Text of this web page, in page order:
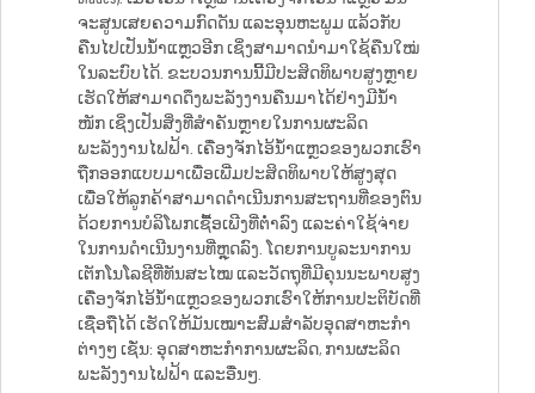
ຈະສູນເສຍຄວາມກົດດັນ ແລະອຸນຫະພູມ ແລ້ວກັບ
ຄືນໄປເປັນນ້ຳແຫຼວອີກ ເຊິ່ງສາມາດນຳມາໃຊ້ຄືນໃໝ່
ໃນລະບົບໄດ້. ຂະບວນການນີ້ມີປະສິດທິພາບສູງຫຼາຍ
ເຮັດໃຫ້ສາມາດດຶງພະລັງງານຄືນມາໄດ້ຢ່າງມີນ້ຳ
ໜັກ ເຊິ່ງເປັນສິ່ງທີ່ສຳຄັນຫຼາຍໃນການຜະລິດ
ພະລັງງານໄຟຟ້າ. ເຄື່ອງຈັກໄອ້ນ້ຳແຫຼວຂອງພວກເຮົາ
ຖືກອອກແບບມາເພື່ອເພີ່ມປະສິດທິພາບໃຫ້ສູງສຸດ
ເພື່ອໃຫ້ລູກຄ້າສາມາດດຳເນີນການສະຖານທີ່ຂອງຕົນ
ດ້ວຍການບໍລິໂພກເຊື້ອເພີງທີ່ຕ່ຳລົງ ແລະຄ່າໃຊ້ຈ່າຍ
ໃນການດຳເນີນງານທີ່ຫຼຸດລົງ. ໂດຍການບູລະນາການ
ເຕັກໂນໂລຊີທີ່ທັນສະໄໝ ແລະວັດຖຸທີ່ມີຄຸນນະພາບສູງ
ເຄື່ອງຈັກໄອ້ນ້ຳແຫຼວຂອງພວກເຮົາໃຫ້ການປະຕິບັດທີ່
ເຊື່ອຖືໄດ້ ເຮັດໃຫ້ມັນເໝາະສົມສຳລັບອຸດສາຫະກຳ
ຕ່າງໆ ເຊັ່ນ: ອຸດສາຫະກຳການຜະລິດ, ການຜະລິດ
ພະລັງງານໄຟຟ້າ ແລະອື່ນໆ.